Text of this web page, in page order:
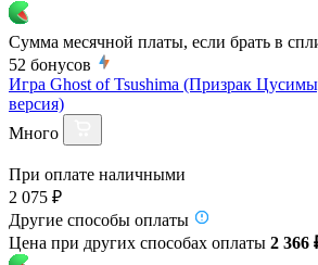
Сумма месячной платы, если брать в
52 бонусов
Игра Ghost of Tsushima (Призрак
версия)
Много
При оплате наличными
2 075 ₽
Другие способы оплаты
Цена при других способах оплаты 2 366